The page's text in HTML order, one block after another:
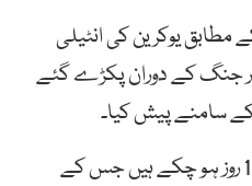
یوکرین کی انٹیلی
جنگ کے دوران پکڑے گئے
کے سامنے پیش کیا۔
روس کے یوکرین پر حملے کو 12 روز ہو چکے ہیں جس کے